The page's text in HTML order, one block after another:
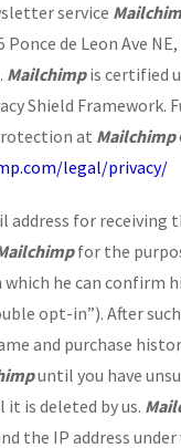
service
Ponce de Leon Ave
Mailchimpis certified
Shield Framework.
at Mailchimp
legal/privacy/
address for receiving
for the
he can confirm
opt-in”). After
and purchase
until you have
is deleted by us.
the IP address